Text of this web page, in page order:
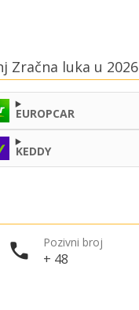
Zračna luka u 2026
EUROPCAR
KEDDY
Pozivni broj
+ 48